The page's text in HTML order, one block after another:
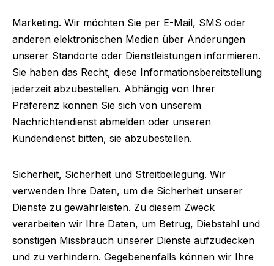
Marketing. Wir möchten Sie per E-Mail, SMS oder
anderen elektronischen Medien über Änderungen
unserer Standorte oder Dienstleistungen informieren.
Sie haben das Recht, diese Informationsbereitstellung
jederzeit abzubestellen. Abhängig von Ihrer
Präferenz können Sie sich von unserem
Nachrichtendienst abmelden oder unseren
Kundendienst bitten, sie abzubestellen.
Sicherheit, Sicherheit und Streitbeilegung. Wir
verwenden Ihre Daten, um die Sicherheit unserer
Dienste zu gewährleisten. Zu diesem Zweck
verarbeiten wir Ihre Daten, um Betrug, Diebstahl und
sonstigen Missbrauch unserer Dienste aufzudecken
und zu verhindern. Gegebenenfalls können wir Ihre